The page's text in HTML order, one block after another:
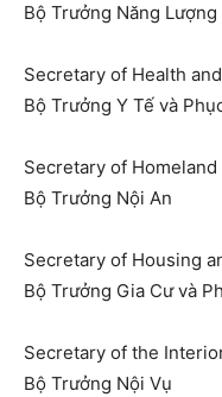
Bộ Trưởng Năng Lượng
Secretary of Health
Bộ Trưởng Y Tế và
Secretary of
Bộ Trưởng Nội An
Secretary of Housing
Bộ Trưởng Gia Cư và
Secretary of the
Bộ Trưởng Nội Vụ